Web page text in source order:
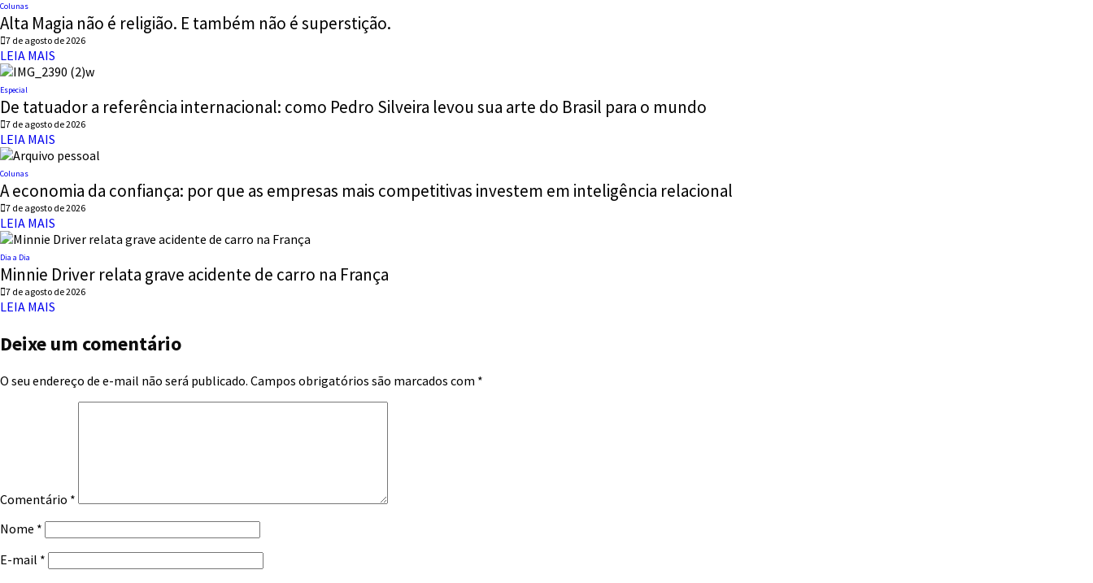
Colunas
Alta Magia não é religião. E também não é superstição.
7 de agosto de 2026
LEIA MAIS
Especial
De tatuador a referência internacional: como Pedro Silveira levou sua arte do Brasil para o mundo
7 de agosto de 2026
LEIA MAIS
Colunas
A economia da confiança: por que as empresas mais competitivas investem em inteligência relacional
7 de agosto de 2026
LEIA MAIS
Dia a Dia
Minnie Driver relata grave acidente de carro na França
7 de agosto de 2026
LEIA MAIS
Deixe um comentário
O seu endereço de e-mail não será publicado. Campos obrigatórios são marcados com *
Comentário *
Nome *
E-mail *